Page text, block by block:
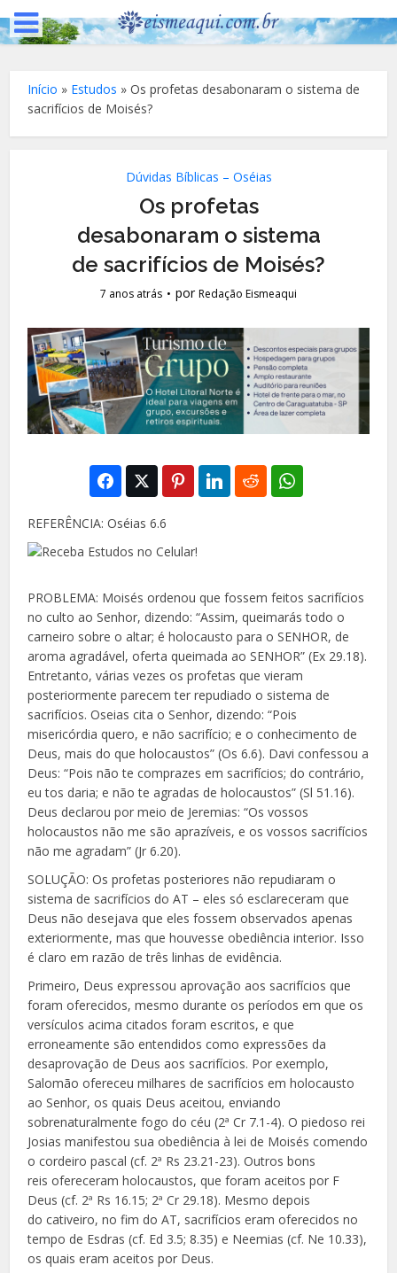
Início » Estudos »Os profetas desabonaram o sistema de
sacrifícios de Moisés?
Dúvidas Bíblicas – Oséias
Os profetas
desabonaram o sistema
de sacrifícios de Moisés?
7 anos atrás porRedação Eismeaqui
REFERÊNCIA: Oséias 6.6
PROBLEMA: Moisés ordenou que fossem feitos sacrifícios
no culto ao Senhor, dizendo: “Assim, queimarás todo o
carneiro sobre o altar; é holocausto para o SENHOR, de
aroma agradável, oferta queimada ao SENHOR” (Ex 29.18).
Entretanto, várias vezes os profetas que vieram
posteriormente parecem ter repudiado o sistema de
sacrifícios. Oseias cita o Senhor, dizendo: “Pois
misericórdia quero, e não sacrifício; e o conhecimento de
Deus, mais do que holocaustos” (Os 6.6). Davi confessou a
Deus: “Pois não te comprazes em sacrifícios; do contrário,
eu tos daria; e não te agradas de holocaustos” (Sl 51.16).
Deus declarou por meio de Jeremias: “Os vossos
holocaustos não me são aprazíveis, e os vossos sacrifícios
não me agradam” (Jr 6.20).
SOLUÇÃO: Os profetas posteriores não repudiaram o
sistema de sacrifícios do AT – eles só esclareceram que
Deus não desejava que eles fossem observados apenas
exteriormente, mas que houvesse obediência interior. Isso
é claro em razão de três linhas de evidência.
Primeiro, Deus expressou aprovação aos sacrifícios que
foram oferecidos, mesmo durante os períodos em que os
versículos acima citados foram escritos, e que
erroneamente são entendidos como expressões da
desaprovação de Deus aos sacrifícios. Por exemplo,
Salomão ofereceu milhares de sacrifícios em holocausto
ao Senhor, os quais Deus aceitou, enviando
sobrenaturalmente fogo do céu (2ª Cr 7.1-4). O piedoso rei
Josias manifestou sua obediência à lei de Moisés comendo
o cordeiro pascal (cf. 2ª Rs 23.21-23). Outros bons
reis ofereceram holocaustos, que foram aceitos por F
Deus (cf. 2ª Rs 16.15; 2ª Cr 29.18). Mesmo depois
do cativeiro, no fim do AT, sacrifícios eram oferecidos no
tempo de Esdras (cf. Ed 3.5; 8.35) e Neemias (cf. Ne 10.33),
os quais eram aceitos por Deus.